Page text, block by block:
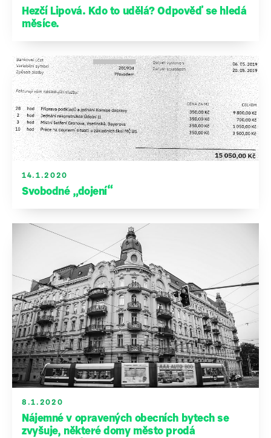
Hezčí Lipová. Kdo to udělá? Odpověď se hledá
měsíce.
14.1.2020
Svobodné „dojení“
8.1.2020
Nájemné v opravených obecních bytech se
zvyšuje, některé domy město prodá